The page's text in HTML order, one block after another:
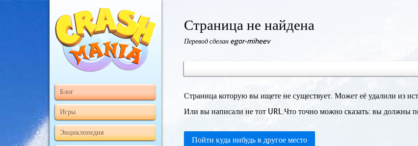
Блог
Игры
Энциклопедия
Страница не найдена
Перевод сделан egor-miheev
Страница которую вы ищете не существует. Может её удалили из
Или вы написали не тот URL.Что точно можно сказать: вы должны
Пойти куда нибудь в другое место